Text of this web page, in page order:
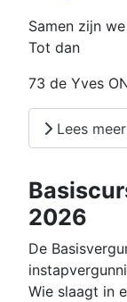
Samen zijn
Tot dan
73 de Yves
Lees
2026
De
Wie slaagt in